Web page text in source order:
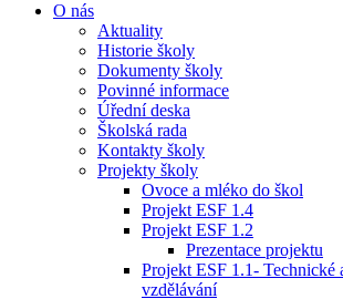
O nás
Aktuality
Historie školy
Dokumenty školy
Povinné informace
Úřední deska
Školská rada
Kontakty školy
Projekty školy
Ovoce a mléko do škol
Projekt ESF 1.4
Projekt ESF 1.2
Prezentace projektu
Projekt ESF 1.1- Technické
vzdělávání